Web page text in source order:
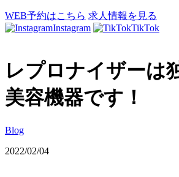
WEB予約はこちら 求人情報を見る
Instagram
TikTok
レプロナイザーは
美容機器です！
Blog
2022/02/04